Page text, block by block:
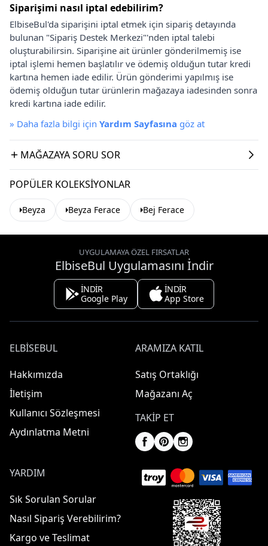
Siparişimi nasıl iptal edebilirim?
ElbiseBul'da siparişini iptal etmek için sipariş detayında
bulunan "Sipariş Destek Merkezi"'nden iptal talebi
oluşturabilirsin. Siparişine ait ürünler gönderilmemiş ise
iptal işlemi hemen başlatılır ve ödemiş olduğun tutar kredi
kartına hemen iade edilir. Ürün gönderimi yapılmış ise
ödemiş olduğun tutar ürünlerin mağazaya iadesinden sonra
kredi kartına iade edilir.
» Daha fazla bilgi için Yardım Sayfasına göz at
MAĞAZAYA SORU SOR
POPÜLER KOLEKSIYONLAR
Beyza Beyza Ferace Bej Ferace
UYGULAMAYA ÖZEL FIRSATLAR
ElbiseBul Uygulamasını İndir
İNDİR
Google Play
İNDİR
App Store
ELBISEBUL
Hakkımızda
İletişim
Kullanıcı Sözleşmesi
Aydınlatma Metni
ARAMIZA KATIL
Satış Ortaklığı
Mağazanı Aç
TAKIP ET
YARDIM
Sık Sorulan Sorular
Nasıl Sipariş Verebilirim?
Kargo ve Teslimat